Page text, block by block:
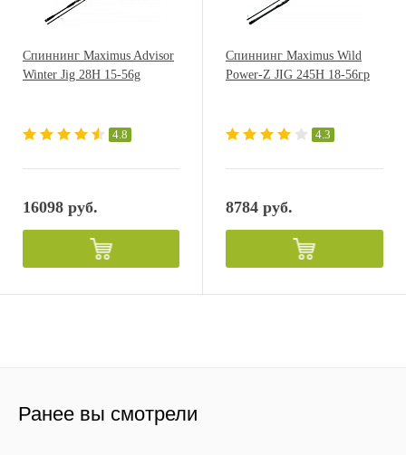
Спиннинг Maximus Advisor
Winter Jig 28H 15-56g
4.8
16098 руб.
Спиннинг Maximus Wild
Power-Z JIG 245H 18-56гр
4.3
8784 руб.
Ранее вы смотрели